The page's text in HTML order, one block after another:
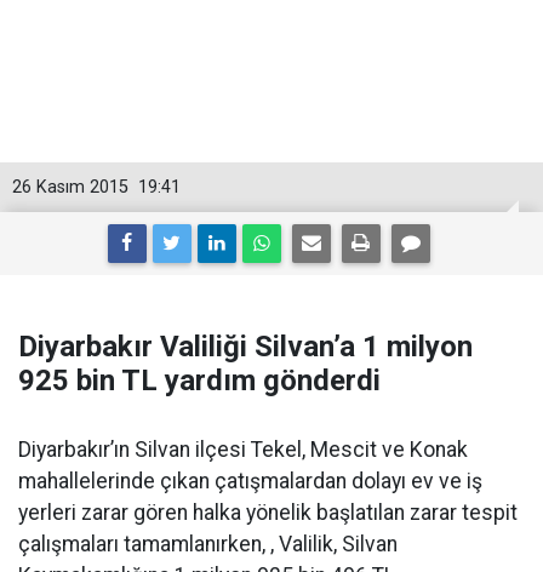
19:41
26 Kasım 2015
Diyarbakır Valiliği Silvan’a 1 milyon
925 bin TL yardım gönderdi
Diyarbakır’ın Silvan ilçesi Tekel, Mescit ve Konak
mahallelerinde çıkan çatışmalardan dolayı ev ve iş
yerleri zarar gören halka yönelik başlatılan zarar tespit
çalışmaları tamamlanırken, , Valilik, Silvan